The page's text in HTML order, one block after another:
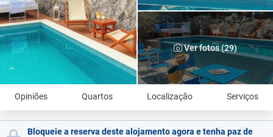
Ver fotos (29)
Opiniões Quartos Localização Serviços
Bloqueie a reserva deste alojamento agora e tenha paz de